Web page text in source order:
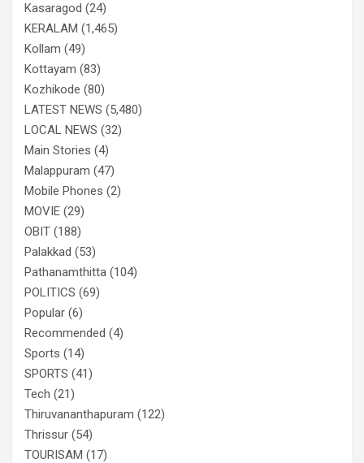
Kasaragod (24)
KERALAM (1,465)
Kollam (49)
Kottayam (83)
Kozhikode (80)
LATEST NEWS (5,480)
LOCAL NEWS (32)
Main Stories (4)
Malappuram (47)
Mobile Phones (2)
MOVIE (29)
OBIT (188)
Palakkad (53)
Pathanamthitta (104)
POLITICS (69)
Popular (6)
Recommended (4)
Sports (14)
SPORTS (41)
Tech (21)
Thiruvananthapuram (122)
Thrissur (54)
TOURISAM (17)